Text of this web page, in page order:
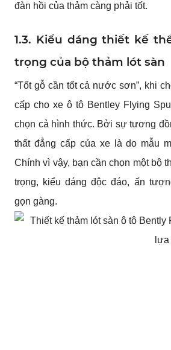
đàn hồi của thảm càng phải tốt.
1.3. Kiểu dáng thiết kế
trọng của bộ thảm lót sàn
“Tốt gỗ cần tốt cả nước sơn”, khi
cấp cho xe ô tô Bentley Flying
chọn cả hình thức. Bởi sự tương
thất đẳng cấp của xe là do mẫu
Chính vì vậy, bạn cần chọn một bộ
trọng, kiểu dáng độc đáo, ấn
gọn gàng.